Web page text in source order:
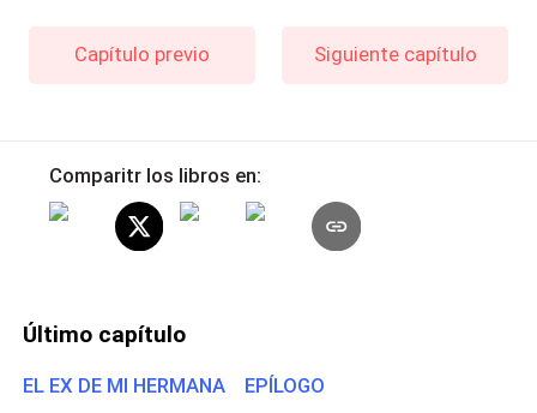
Capítulo previo Siguiente capítulo
Comparitr los libros en:
Último capítulo
EL EX DE MI HERMANA EPÍLOGO